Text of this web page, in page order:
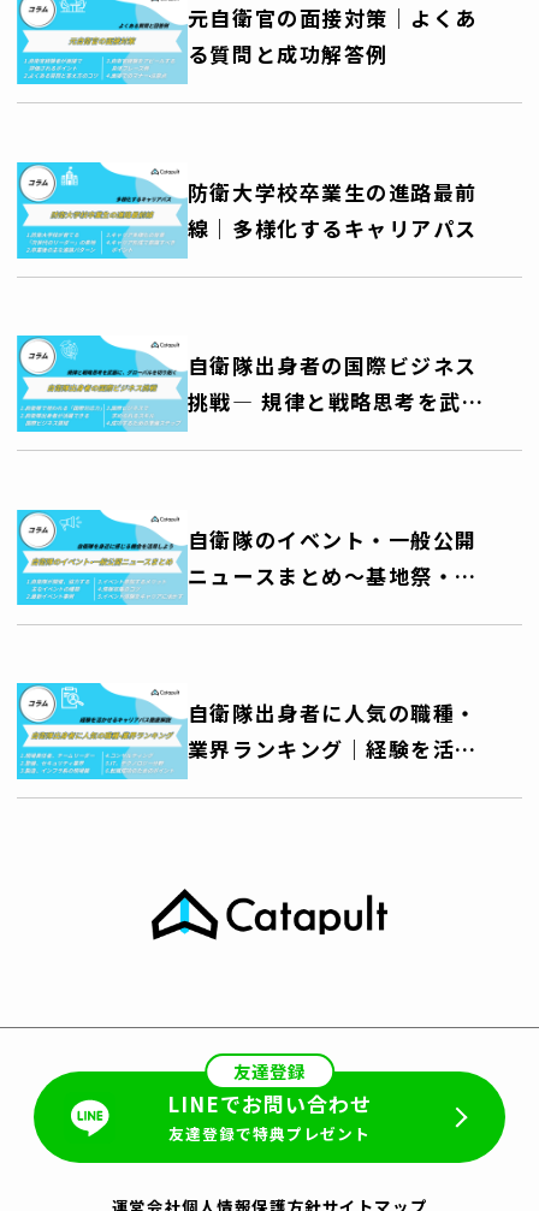
元自衛官の面接対策│よくあ
る質問と成功解答例
防衛大学校卒業生の進路最前
線｜多様化するキャリアパス
自衛隊出身者の国際ビジネス
挑戦― 規律と戦略思考を武器
に、グローバルキャリアを切
自衛隊のイベント・一般公開
ニュースまとめ～基地祭・艦
艇公開・訓練公開・音楽祭な
自衛隊出身者に人気の職種・
業界ランキング｜経験を活か
せるキャリアパス徹底解説
友達登録
LINEでお問い合わせ
友達登録で特典プレゼント